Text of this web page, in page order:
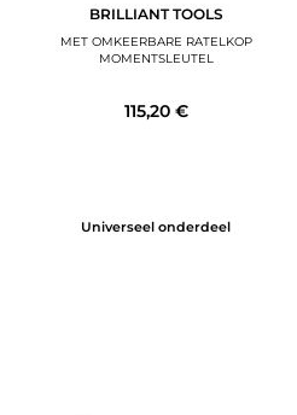
BRILLIANT TOOLS
MET OMKEERBARE RATELKOP
MOMENTSLEUTEL
115,20 €
Universeel onderdeel